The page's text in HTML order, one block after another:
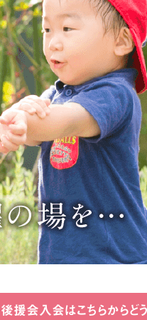
後援会入会はこちらからど